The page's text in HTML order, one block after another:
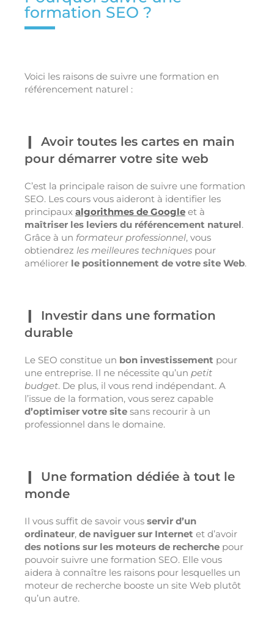
formation SEO ?
Voici les raisons de suivre une formation en
référencement naturel :
Avoir toutes les cartes en main
pour démarrer votre site web
C’est la principale raison de suivre une formation
SEO. Les cours vous aideront à identifier les
principaux algorithmes de Google et à
maîtriser les leviers du référencement naturel.
Grâce à un formateur professionnel, vous
obtiendrez les meilleures techniques pour
améliorer le positionnement de votre site Web.
Investir dans une formation
durable
Le SEO constitue un bon investissement pour
une entreprise. Il ne nécessite qu’un petit
budget. De plus, il vous rend indépendant. A
l’issue de la formation, vous serez capable
d’optimiser votre site sans recourir à un
professionnel dans le domaine.
Une formation dédiée à tout le
monde
Il vous suffit de savoir vous servir d’un
ordinateur, de naviguer sur Internet et d’avoir
des notions sur les moteurs de recherche pour
pouvoir suivre une formation SEO. Elle vous
aidera à connaître les raisons pour lesquelles un
moteur de recherche booste un site Web plutôt
qu’un autre.